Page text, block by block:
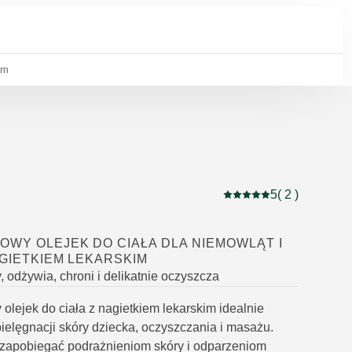
Current rating: 5 out of
5( 2 )
OLEJEK DO CIAŁA DLA NIEMOWLĄT I
LEKARSKIM
odżywia, chroni i delikatnie oczyszcza
olejek do ciała z nagietkiem lekarskim idealnie
skóry dziecka, oczyszczania i masażu.
podrażnieniom skóry i odparzeniom